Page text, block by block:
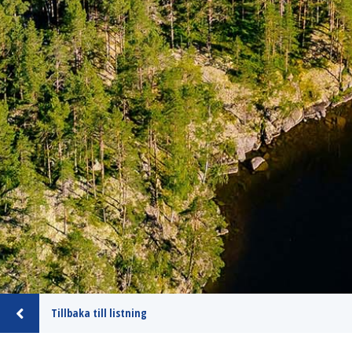
Tillbaka till listning